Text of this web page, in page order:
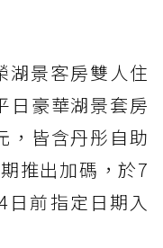
湖景客房雙人住
日豪華湖景套房
，皆含丹彤自助
推出加碼，於7
前指定日期入